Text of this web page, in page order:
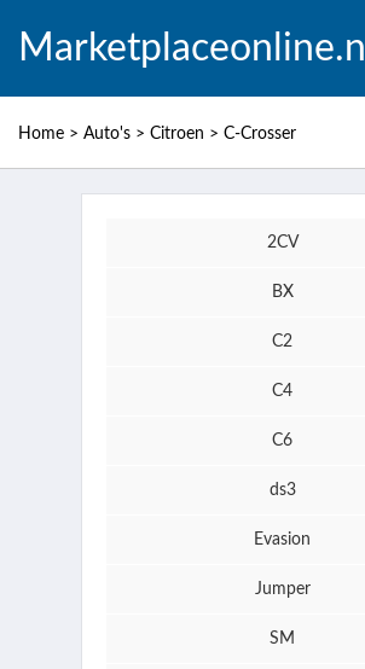
Marketplaceonline.nl
Home > Auto's > Citroen > C-Crosser
2CV
BX
C2
C4
C6
ds3
Evasion
Jumper
SM